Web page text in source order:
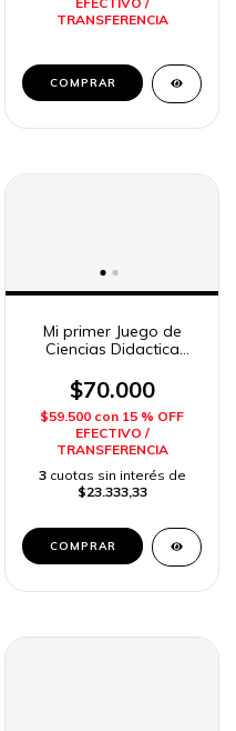
TRANSFERENCIA
Mi primer Juego de
Ciencias Didactica
$70.000
$59.500 con 15 % OFF
EFECTIVO /
TRANSFERENCIA
3 cuotas sin interés de
$23.333,33